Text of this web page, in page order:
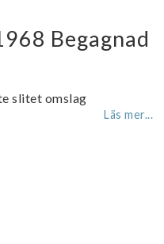
Begagnad
slitet omslag
Läs mer...